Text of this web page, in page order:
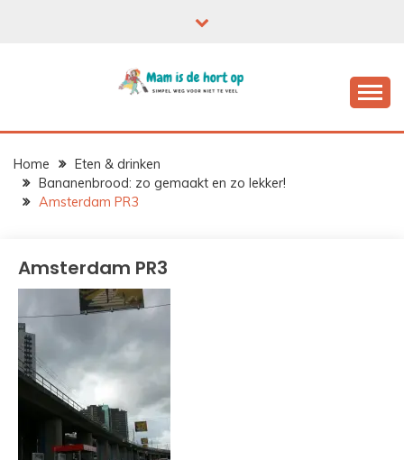
Home
Eten & drinken
Bananenbrood: zo gemaakt en zo lekker!
Amsterdam PR3
Amsterdam PR3